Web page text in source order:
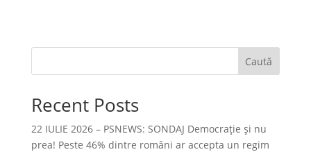
Caută
Recent Posts
22 IULIE 2026 – PSNEWS: SONDAJ Democrație și nu
prea! Peste 46% dintre români ar accepta un regim